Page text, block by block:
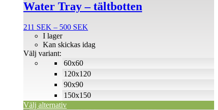
Water Tray – tältbotten
211 SEK – 500 SEK
till
60x60
120x120
90x90
150x150
I lager
Kan skickas idag
Välj variant:
Välj alternativ
produkten
har
varianter.
olika
alternativen